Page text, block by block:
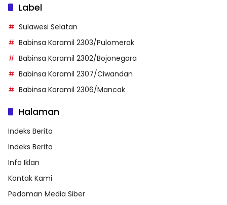
Label
Sulawesi Selatan
Babinsa Koramil 2303/Pulomerak
Babinsa Koramil 2302/Bojonegara
Babinsa Koramil 2307/Ciwandan
Babinsa Koramil 2306/Mancak
Halaman
Indeks Berita
Indeks Berita
Info Iklan
Kontak Kami
Pedoman Media Siber